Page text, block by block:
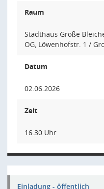
Raum
Stadthaus Große
OG, Löwenhofstr. 1 /
Datum
02.06.2026
Zeit
16:30 Uhr
Einladung - öffentlich